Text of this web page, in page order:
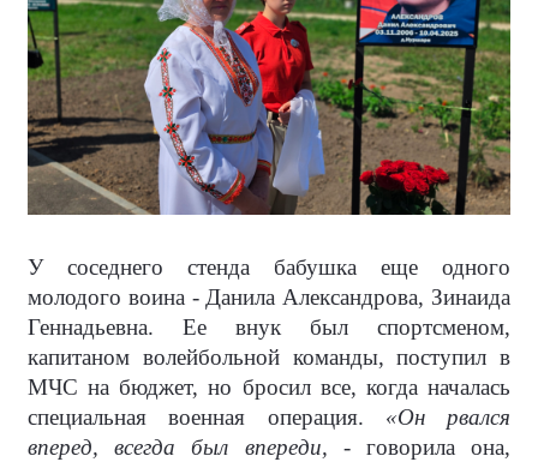
У соседнего стенда бабушка еще одного
молодого воина - Данила Александрова, Зинаида
Геннадьевна. Ее внук был спортсменом,
капитаном волейбольной команды, поступил в
МЧС на бюджет, но бросил все, когда началась
специальная военная операция. «Он рвался
вперед, всегда был впереди, - говорила она,